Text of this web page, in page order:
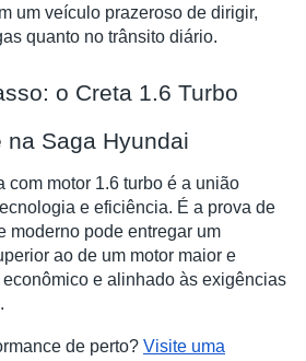
um veículo prazeroso de dirigir,
quanto no trânsito diário.
o Creta 1.6 Turbo
Saga Hyundai
com motor 1.6 turbo é a união
e eficiência. É a prova de
moderno pode entregar um
ao de um motor maior e
e alinhado às exigências
de perto? Visite uma